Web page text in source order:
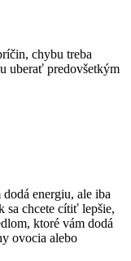
chybu treba
uberať predovšetkým
energiu, ale iba
sa chcete cítiť lepšie,
ktoré vám dodá
ovocia alebo